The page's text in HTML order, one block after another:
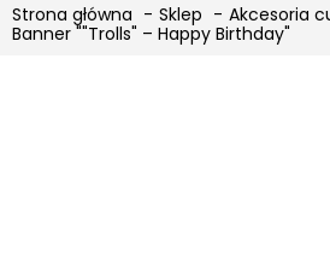
Strona główna Sklep
Akcesoria
Banner ""Trolls" – Happy Birthday"